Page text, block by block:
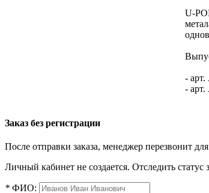
U-
-
-
Заказ без регистрации
После отправки заказа, менеджер перезвонит
Личный кабинет не создается. Отследить статус
* ФИО: